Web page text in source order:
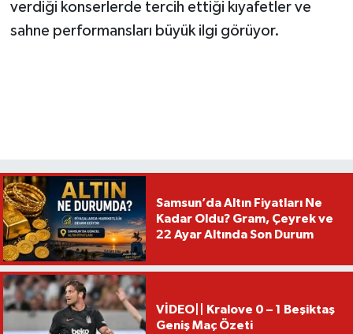
verdiği konserlerde tercih ettiği kıyafetler ve
sahne performansları büyük ilgi görüyor.
Samsun’da Altın Fiyatları Ne
Kadar Oldu? Gram, Çeyrek ve
22 Ayar Altında Son Durum
VİDEO|| Kralove 0 – 1 Beşiktaş
Geniş Maç Özeti